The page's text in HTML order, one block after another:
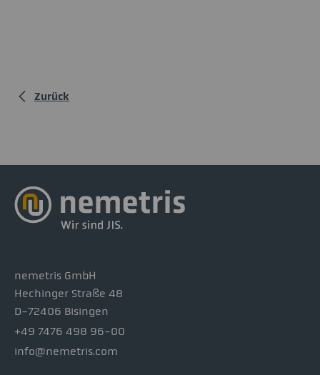
Zurück
nemetris GmbH
Hechinger Straße 48
D-72406 Bisingen
+49 7476 498 96-00
info@nemetris.com